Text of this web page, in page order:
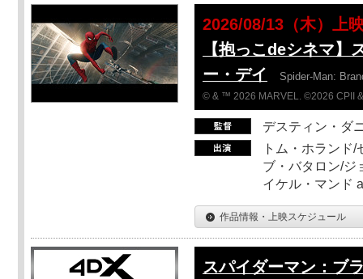
2026/08/13（木）上
【抱っこdeシネマ】
ー・デイ
Spider-Man:
© & ™ 2026 MARVEL. ©2026 CPII
デスティン・ダ
トム・ホランド
ブ・バタロン/ジ
イケル・マンド
作品情報・上映スケジュール
スパイダーマン：ブ